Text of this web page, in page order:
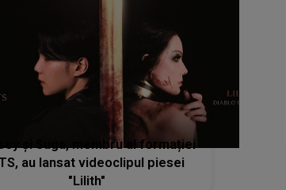
și Suga, membru al formației
au lansat videoclipul piesei
"Lilith"